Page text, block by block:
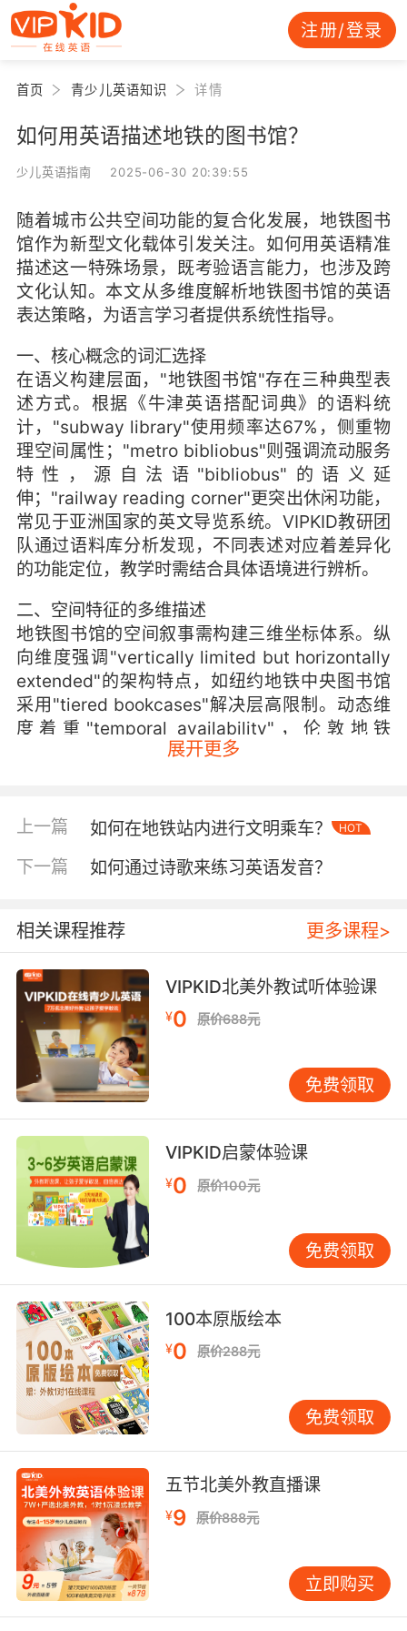
注册/登录
首页 青少儿英语知识 详情
如何用英语描述地铁的图书馆？
少儿英语指南 2025-06-30 20:39:55
随着城市公共空间功能的复合化发展，地铁图书
馆作为新型文化载体引发关注。如何用英语精准
描述这一特殊场景，既考验语言能力，也涉及跨
文化认知。本文从多维度解析地铁图书馆的英语
表达策略，为语言学习者提供系统性指导。
一、核心概念的词汇选择
在语义构建层面，"地铁图书馆"存在三种典型表
述方式。根据《牛津英语搭配词典》的语料统
计，"subway library"使用频率达67%，侧重物
理空间属性；"metro bibliobus"则强调流动服务
特性，源自法语"bibliobus"的语义延
伸；"railway reading corner"更突出休闲功能，
常见于亚洲国家的英文导览系统。VIPKID教研团
队通过语料库分析发现，不同表述对应着差异化
的功能定位，教学时需结合具体语境进行辨析。
二、空间特征的多维描述
地铁图书馆的空间叙事需构建三维坐标体系。纵
向维度强调"vertically limited but horizontally
extended"的架构特点，如纽约地铁中央图书馆
采用"tiered bookcases"解决层高限制。动态维
度着重"temporal availability"，伦敦地铁
的"book vending machines"通过"scan-
train rumbles and page-turning sounds"，这
铁图书馆遵循"commotion compatibility"原则。
东京地铁的"Station Bookloop"项目证明，乘客
平均停留时长与阅读效率呈正相关，其英语介绍
常使用"micro-reading opportunities"等创新表
述。VIPKID学员调研显示，83%的学习者会混
淆"bibliobike"与"subway library"的概念，教学
时应建立"mobile collection vs fixed facility"的
对比认知框架。
四、文化隐喻的深层解读
地铁图书馆承载着"知识民主化"的现代性诉求。
波士顿地铁的"Books on the Go"项目官网采
用"literacy circulation system"的隐喻，将图书
流动与城市脉动相勾连。这种表达暗合亨利·列斐
伏尔的"空间生产理论"，教学案例可选取纽约地
铁"Turnstyles to Knowledge"项目的英语宣传文
案，解析其中"democratizing
access"与"decommodifying knowledge"的修
辞策略。
五、教学实践的场景重构
在VIPKID沉浸式课堂中，教师可通过"Scenario-
段采用"5W原
则"（Where/When/What/Who/Why）构建基础
框架，进阶课程引入"Sensory Checklist"训练细
节描写。针对中国学员常见的"直译陷阱"，可对
比分析"书香地铁"译作"Book-flavor
Subway"与"Metropolis of Words"的修辞差异，
展开更多
上一篇 如何在地铁站内进行文明乘车？ HOT
下一篇 如何通过诗歌来练习英语发音？
相关课程推荐 更多课程>
VIPKID北美外教试听体验课
¥0 原价688元
免费领取
VIPKID启蒙体验课
¥0 原价100元
免费领取
100本原版绘本
¥0 原价288元
免费领取
五节北美外教直播课
¥9 原价888元
立即购买